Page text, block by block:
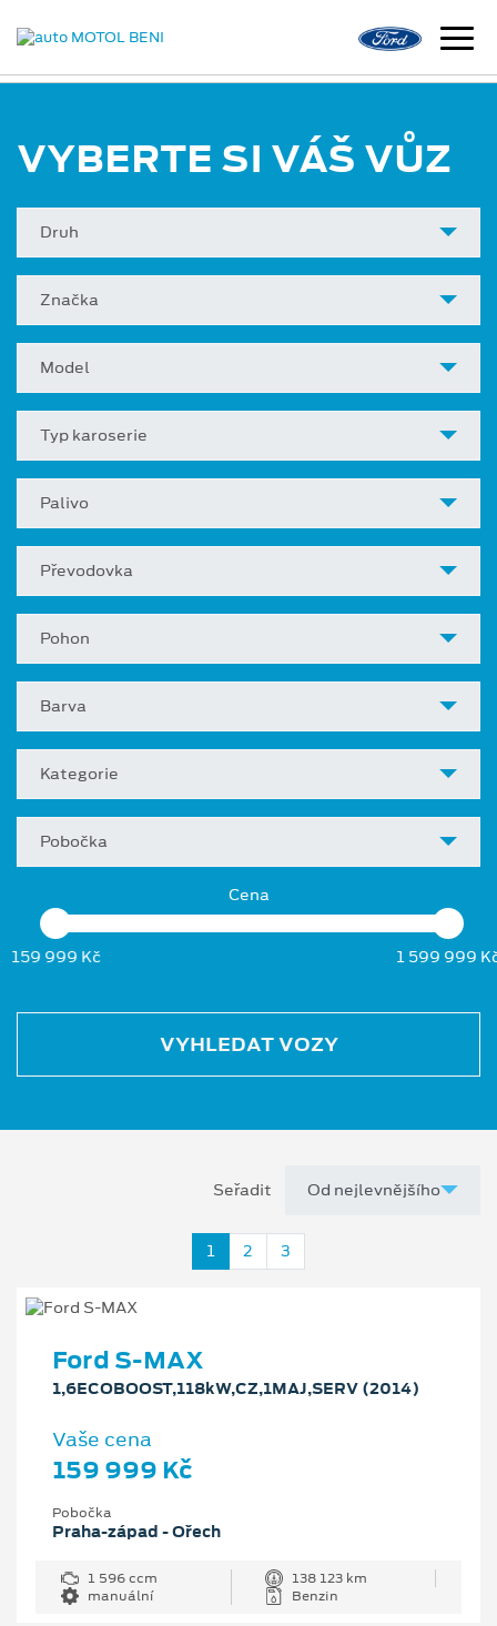
VYBERTE SI VÁŠ VŮZ
Druh
Značka
Model
Typ karoserie
Palivo
Převodovka
Pohon
Barva
Kategorie
Pobočka
Cena
159 999 Kč 1 599 999
VYHLEDAT VOZY
Seřadit
1 2 3
Ford S-MAX
1,6ECOBOOST,118kW,CZ,1MAJ,SERV (2014)
Vaše cena
159 999 Kč
Pobočka
Praha-západ - Ořech
1 596 ccm
138 123 km
manuální
Benzin